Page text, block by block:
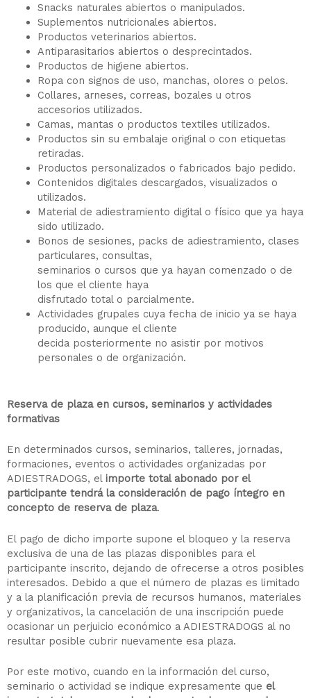
Snacks naturales abiertos o manipulados.
Suplementos nutricionales abiertos.
Productos veterinarios abiertos.
Antiparasitarios abiertos o desprecintados.
Productos de higiene abiertos.
Ropa con signos de uso, manchas, olores o pelos.
Collares, arneses, correas, bozales u otros
accesorios utilizados.
Camas, mantas o productos textiles utilizados.
Productos sin su embalaje original o con etiquetas
retiradas.
Productos personalizados o fabricados bajo pedido.
Contenidos digitales descargados, visualizados o
utilizados.
Material de adiestramiento digital o físico que ya haya
sido utilizado.
Bonos de sesiones, packs de adiestramiento, clases
particulares, consultas,
seminarios o cursos que ya hayan comenzado o de
los que el cliente haya
disfrutado total o parcialmente.
Actividades grupales cuya fecha de inicio ya se haya
producido, aunque el cliente
decida posteriormente no asistir por motivos
personales o de organización.
Reserva de plaza en cursos, seminarios y actividades
formativas
En determinados cursos, seminarios, talleres, jornadas,
formaciones, eventos o actividades organizadas por
ADIESTRADOGS, el importe total abonado por el
participante tendrá la consideración de pago íntegro en
concepto de reserva de plaza.
El pago de dicho importe supone el bloqueo y la reserva
exclusiva de una de las plazas disponibles para el
participante inscrito, dejando de ofrecerse a otros posibles
interesados. Debido a que el número de plazas es limitado
y a la planificación previa de recursos humanos, materiales
y organizativos, la cancelación de una inscripción puede
ocasionar un perjuicio económico a ADIESTRADOGS al no
resultar posible cubrir nuevamente esa plaza.
Por este motivo, cuando en la información del curso,
seminario o actividad se indique expresamente que el